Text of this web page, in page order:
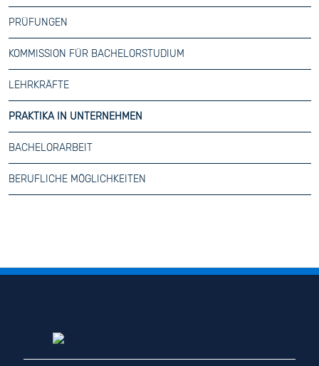
PRÜFUNGEN
KOMMISSION FÜR BACHELORSTUDIUM
LEHRKRÄFTE
PRAKTIKA IN UNTERNEHMEN
BACHELORARBEIT
BERUFLICHE MÖGLICHKEITEN